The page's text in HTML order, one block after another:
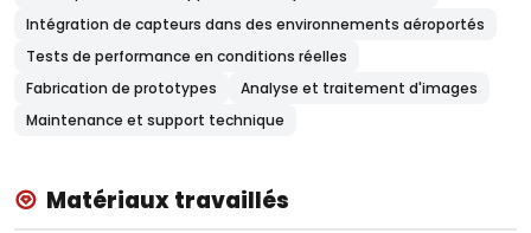
Intégration de capteurs dans des environnements aéroportés
Tests de performance en conditions réelles
Fabrication de prototypes
Analyse et traitement d'images
Maintenance et support technique
Matériaux travaillés